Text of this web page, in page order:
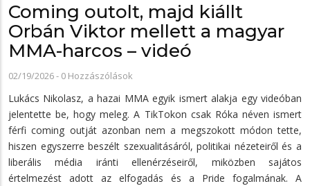
Coming outolt, majd kiállt
Orbán Viktor mellett a magyar
MMA-harcos – videó
02/19/2026- 0 Hozzászólások
Lukács Nikolasz, a hazai MMA egyik ismert alakja egy videóban
jelentette be, hogy meleg. A TikTokon csak Róka néven ismert
férfi coming outját azonban nem a megszokott módon tette,
hiszen egyszerre beszélt szexualitásáról, politikai nézeteiről és a
liberális média iránti ellenérzéseiről, miközben sajátos
értelmezést adott az elfogadás és a Pride fogalmának. A